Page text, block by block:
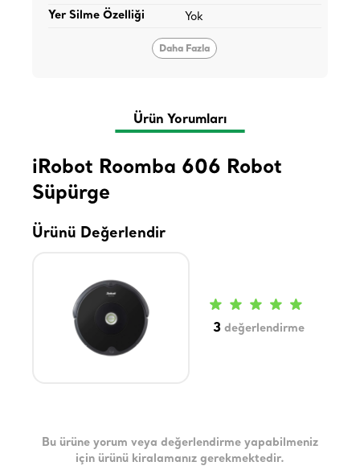
Yer Silme Özelliği Yok
Daha Fazla
Ürün Yorumları
iRobot Roomba 606 Robot
Süpürge
Ürünü Değerlendir
3değerlendirme
Bu ürüne yorum veya değerlendirme yapabilmeniz
için ürünü kiralamanız gerekmektedir.